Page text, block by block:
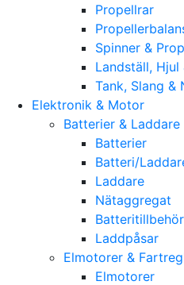
Propellrar
Spinner &
Landställ, Hjul
Tank, Slang &
Elektronik & Motor
Batterier & Laddare
Batterier
Batteri/
Laddare
Nätaggregat
Batteritillbehör
Laddpåsar
Elmotorer &
Elmotorer